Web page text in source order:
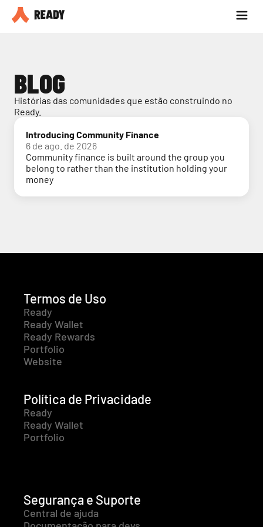
Seja parceiro
BLOG
Histórias das comunidades que estão construindo no
Ready.
Introducing Community Finance
6 de ago. de 2026
Community finance is built around the group you
belong to rather than the institution holding your
money
Termos de Uso
Ready
Ready Wallet
Ready Rewards
Portfolio
Website
Política de Privacidade
Ready
Ready Wallet
Portfolio
Segurança e Suporte
Central de ajuda